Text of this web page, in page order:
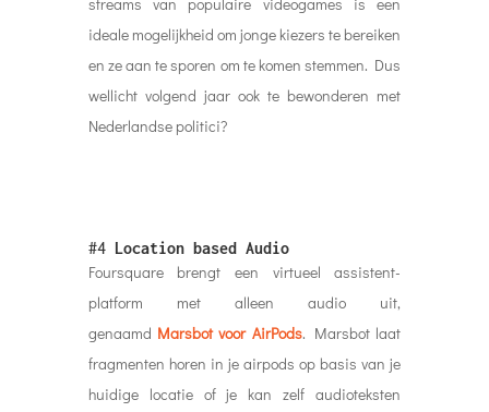
ideale mogelijkheid om jonge kiezers te bereiken
en ze aan te sporen om te komen stemmen. Dus
wellicht volgend jaar ook te bewonderen met
Nederlandse politici?
#4 Location based Audio
Foursquare brengt een virtueel assistent-
platform met alleen audio uit,
genaamd Marsbot voor AirPods. Marsbot laat
fragmenten horen in je airpods op basis van je
huidige locatie of je kan zelf audioteksten